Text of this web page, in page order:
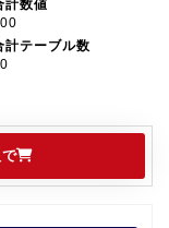
計数値
計テーブル数